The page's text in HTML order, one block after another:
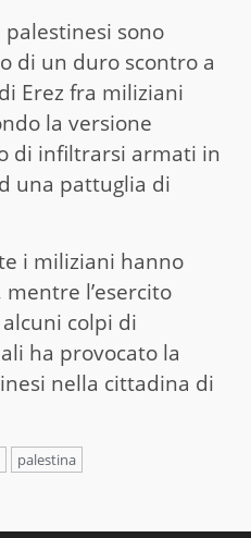
sono
di un duro scontro a
Erez fra miliziani
la versione
di infiltrarsi armati in
una pattuglia di
i miliziani hanno
l’esercito
colpi di
ha provocato la
nella cittadina di
palestina